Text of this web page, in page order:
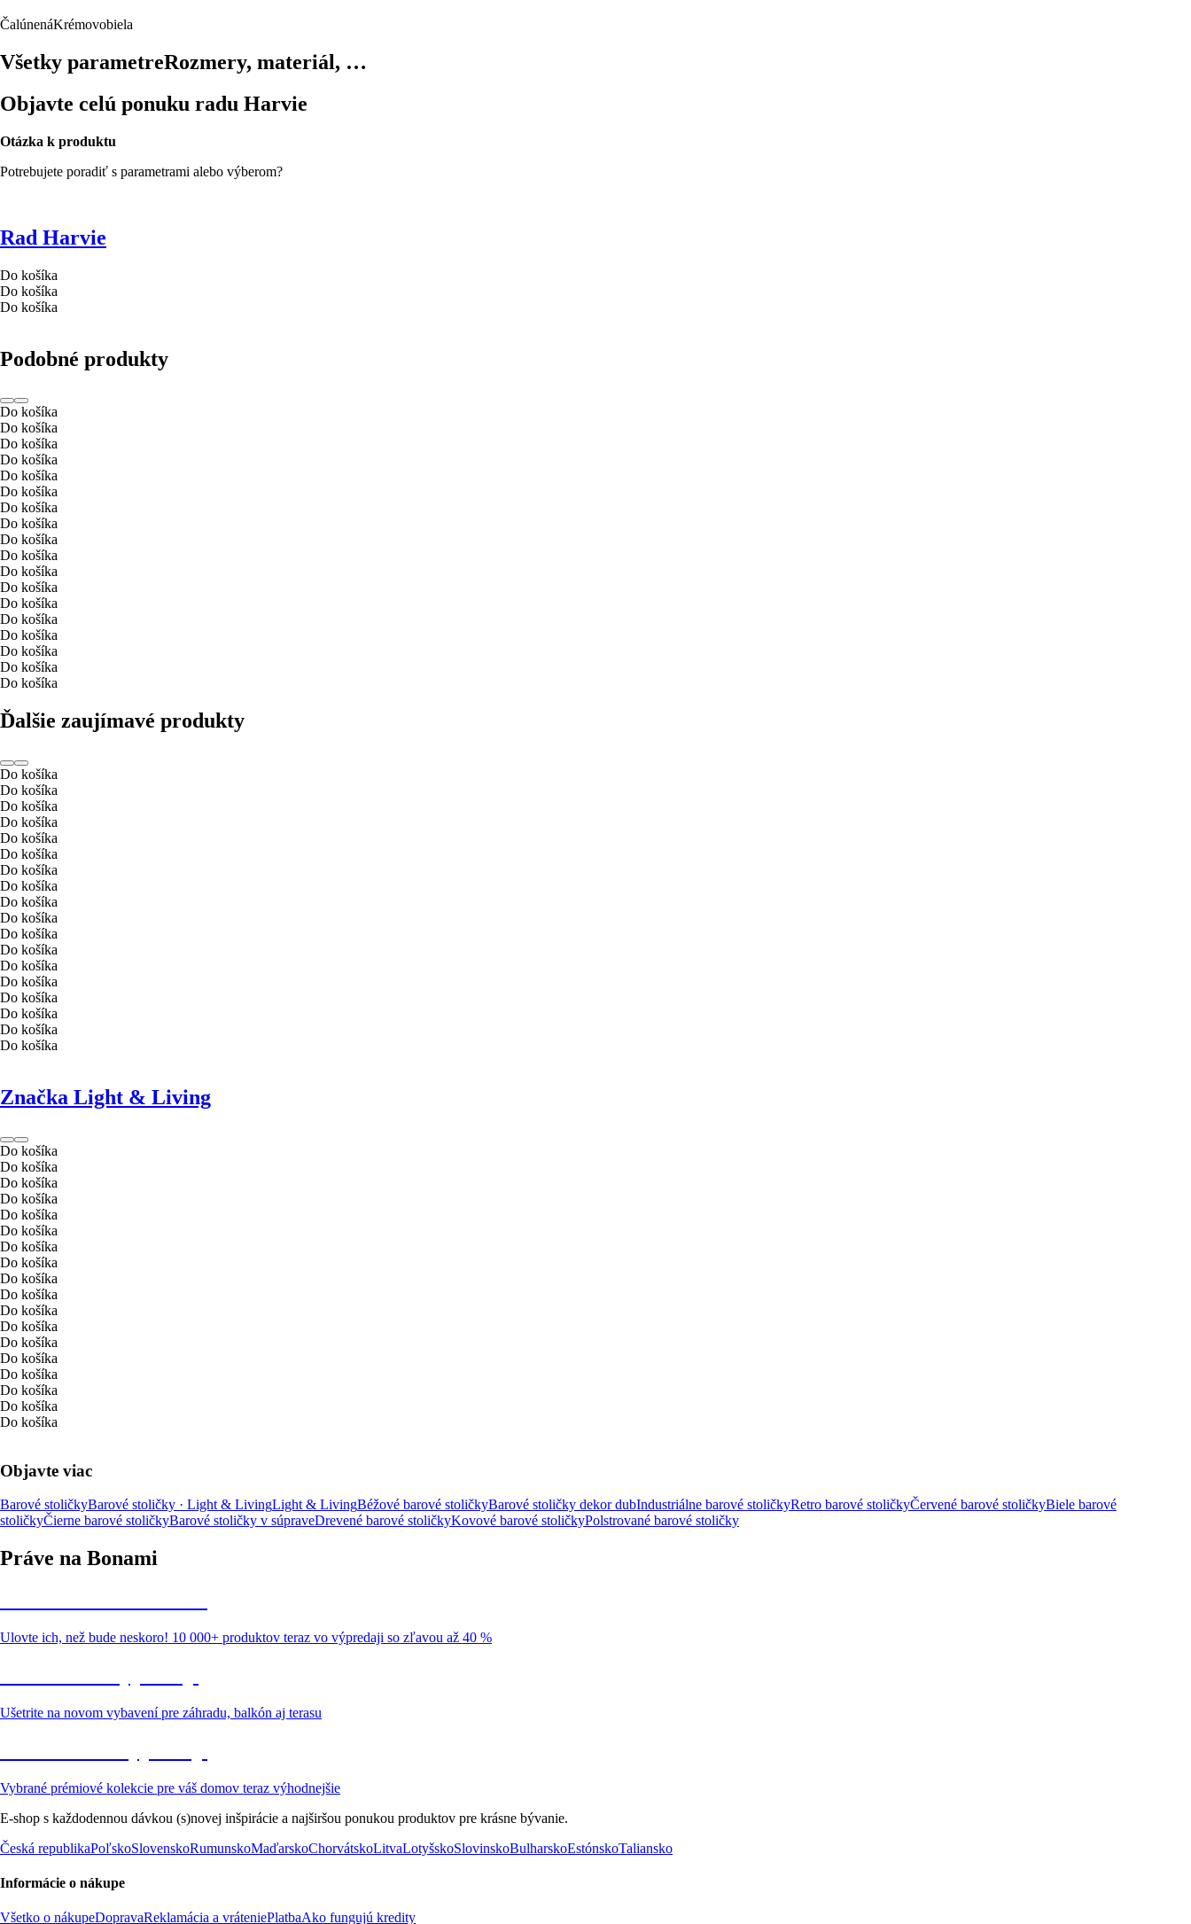
ČalúnenáKrémovobiela
Všetky parametreRozmery, materiál, …
Objavte celú ponuku radu Harvie
Otázka k produktu
Potrebujete poradiť s parametrami alebo výberom?
Rad Harvie
Do košíka
Do košíka
Do košíka
Podobné produkty
Do košíka
Do košíka
Do košíka
Do košíka
Do košíka
Do košíka
Do košíka
Do košíka
Do košíka
Do košíka
Do košíka
Do košíka
Do košíka
Do košíka
Do košíka
Do košíka
Do košíka
Do košíka
Ďalšie zaujímavé produkty
Do košíka
Do košíka
Do košíka
Do košíka
Do košíka
Do košíka
Do košíka
Do košíka
Do košíka
Do košíka
Do košíka
Do košíka
Do košíka
Do košíka
Do košíka
Do košíka
Do košíka
Do košíka
Značka Light & Living
Do košíka
Do košíka
Do košíka
Do košíka
Do košíka
Do košíka
Do košíka
Do košíka
Do košíka
Do košíka
Do košíka
Do košíka
Do košíka
Do košíka
Do košíka
Do košíka
Do košíka
Do košíka
Objavte viac
Barové stoličkyBarové stoličky · Light & LivingLight & LivingBéžové barové stoličkyBarové stoličky dekor dubIndustriálne barové stoličkyRetro barové stoličkyČervené barové stoličkyBiele barové
stoličkyČierne barové stoličkyBarové stoličky v súpraveDrevené barové stoličkyKovové barové stoličkyPolstrované barové stoličky
Práve na Bonami
Ulovte ich, než bude neskoro! 10 000+ produktov teraz vo výpredaji so zľavou až 40 %
Ušetrite na novom vybavení pre záhradu, balkón aj terasu
Vybrané prémiové kolekcie pre váš domov teraz výhodnejšie
E-shop s každodennou dávkou (s)novej inšpirácie a najširšou ponukou produktov pre krásne bývanie.
Česká republikaPoľskoSlovenskoRumunskoMaďarskoChorvátskoLitvaLotyšskoSlovinskoBulharskoEstónskoTaliansko
Informácie o nákupe
Všetko o nákupeDopravaReklamácia a vráteniePlatbaAko fungujú kredity